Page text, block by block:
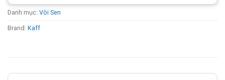
Danh mục: Vòi Sen
Brand: Kaff